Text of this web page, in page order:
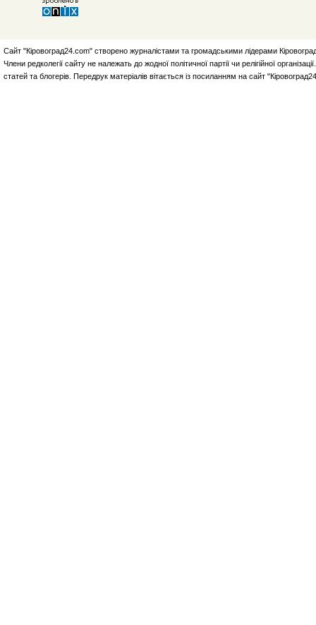
Сайт "Кіровоград24.com" створено журналістами та громадськими лідерами
Члени редколегії сайту не належать до жодної політичної партії чи релігійної
статей та блогерів. Передрук матеріалів вітається із посиланням на сайт